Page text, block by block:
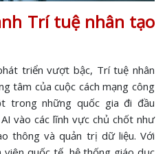
Trí tuệ nhân tạo
triển vượt bậc, Trí tuệ nhân
tâm của cuộc cách mạng công
trong những quốc gia đi đầu
vào các lĩnh vực chủ chốt như
thông và quản trị dữ liệu. Với